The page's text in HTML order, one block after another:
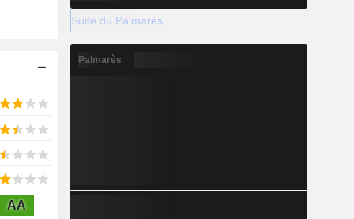
AA
Suite du Palmarès
Palmarès